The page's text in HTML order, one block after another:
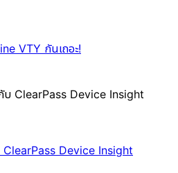
VTY กันเถอะ!
Device Insight